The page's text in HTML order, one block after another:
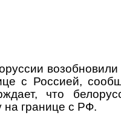
возобновили
с Россией,
что
на границе с РФ.